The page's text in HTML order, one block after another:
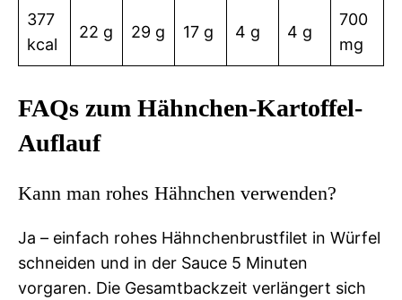
377
kcal
22 g 29 g 17 g 4 g 4 g
700
mg
FAQs zum Hähnchen-Kartoffel-
Auflauf
Kann man rohes Hähnchen verwenden?
Ja – einfach rohes Hähnchenbrustfilet in Würfel
schneiden und in der Sauce 5 Minuten
vorgaren. Die Gesamtbackzeit verlängert sich